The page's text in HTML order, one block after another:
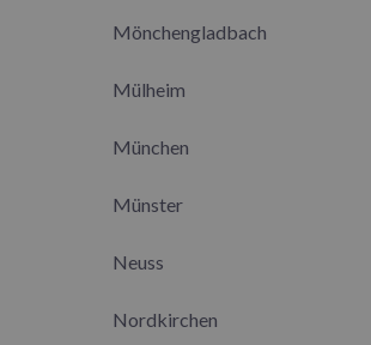
Mönchengladbach
Mülheim
München
Münster
Neuss
Nordkirchen